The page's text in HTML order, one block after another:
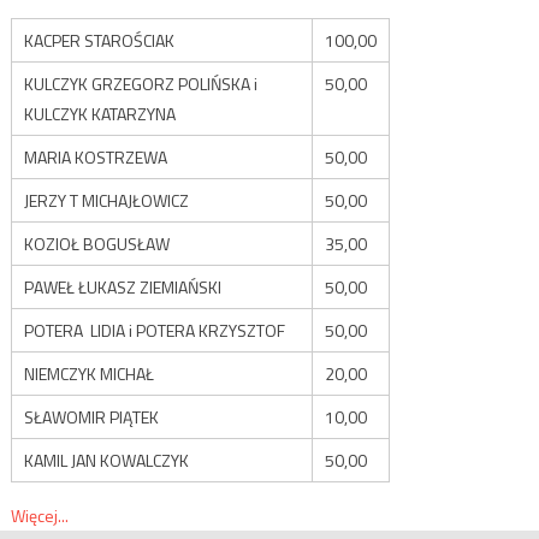
KACPER STAROŚCIAK
100,00
KULCZYK GRZEGORZ POLIŃSKA i
KULCZYK KATARZYNA
50,00
MARIA KOSTRZEWA
50,00
JERZY T MICHAJŁOWICZ
50,00
KOZIOŁ BOGUSŁAW
35,00
PAWEŁ ŁUKASZ ZIEMIAŃSKI
50,00
POTERA LIDIA i POTERA KRZYSZTOF
50,00
NIEMCZYK MICHAŁ
20,00
SŁAWOMIR PIĄTEK
10,00
KAMIL JAN KOWALCZYK
50,00
Więcej...